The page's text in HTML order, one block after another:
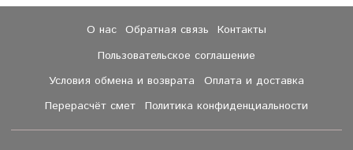
О нас Обратная связь
Контакты
Пользовательское соглашение
Условия обмена и возврата
Оплата и доставка
Перерасчёт смет Политика конфиденциальности